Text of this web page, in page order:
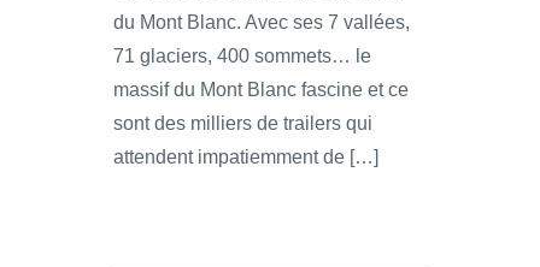
du Mont Blanc. Avec ses 7 vallées,
71 glaciers, 400 sommets… le
massif du Mont Blanc fascine et ce
sont des milliers de trailers qui
attendent impatiemment de […]